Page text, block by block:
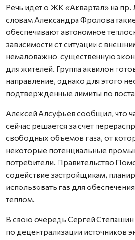
Речь идет о ЖК «Аквартал» на
словам Александра Фролова
обеспечивают автономное
зависимости от ситуации с
немаловажно, существенную
для жителей. Группа аквилон
направление, однако для этого
подтвержденные лимиты по
Алексей Алсуфьев сообщил, что
сейчас решается за счет
свободных объемов газа, от
некоторые потенциальные
потребители. Правительство
содействие застройщикам,
использовать газ для
теплом.
В свою очередь Сергей Степашин
по децентрализации источников